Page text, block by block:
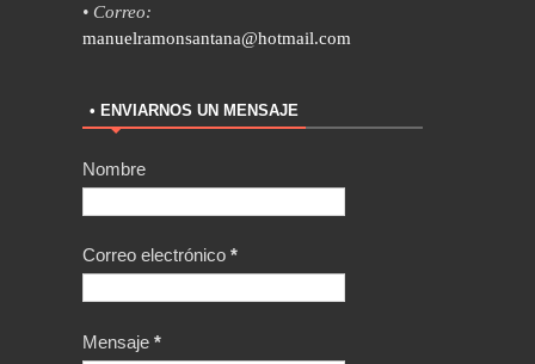
• Correo:
manuelramonsantana@hotmail.com
• ENVIARNOS UN MENSAJE
Nombre
Correo electrónico *
Mensaje *